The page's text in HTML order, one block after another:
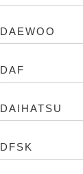
DAEWOO
DAF
DAIHATSU
DFSK